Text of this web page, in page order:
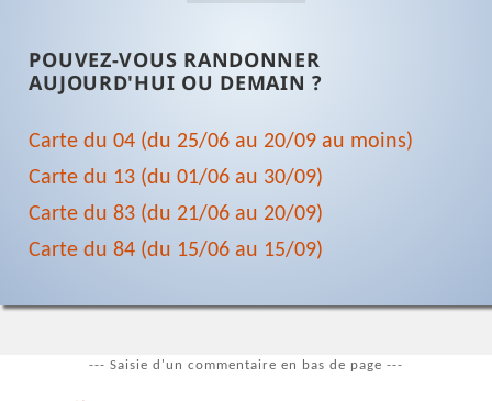
POUVEZ-VOUS RANDONNER
AUJOURD'HUI OU DEMAIN ?
Carte du 04 (du 25/06 au 20/09 au moins)
Carte du 13 (du 01/06 au 30/09)
Carte du 83 (du 21/06 au 20/09)
Carte du 84 (du 15/06 au 15/09)
--- Saisie d'un commentaire en bas de page ---